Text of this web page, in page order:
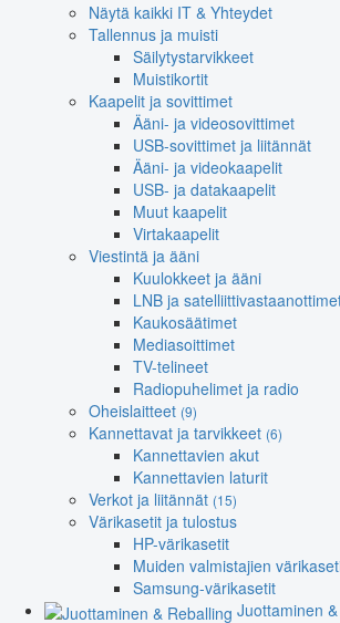
Näytä kaikki IT & Yhteydet
Tallennus ja muisti
Säilytystarvikkeet
Muistikortit
Kaapelit ja sovittimet
Ääni- ja videosovittimet
USB-sovittimet ja liitännät
Ääni- ja videokaapelit
USB- ja datakaapelit
Muut kaapelit
Virtakaapelit
Viestintä ja ääni
Kuulokkeet ja ääni
LNB ja
Kaukosäätimet
Mediasoittimet
TV-telineet
Radiopuhelimet ja radio
Oheislaitteet (9)
Kannettavat ja tarvikkeet (6)
Kannettavien akut
Kannettavien laturit
Verkot ja liitännät (15)
Värikasetit ja tulostus
HP-värikasetit
Muiden valmistajien
Samsung-värikasetit
Juottaminen